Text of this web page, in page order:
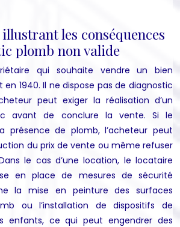
les conséquences
plomb non valide
qui souhaite vendre un bien
1940. Il ne dispose pas de diagnostic
peut exiger la réalisation d’un
avant de conclure la vente. Si le
présence de plomb, l’acheteur peut
du prix de vente ou même refuser
le cas d’une location, le locataire
en place de mesures de sécurité
la mise en peinture des surfaces
ou l’installation de dispositifs de
enfants, ce qui peut engendrer des